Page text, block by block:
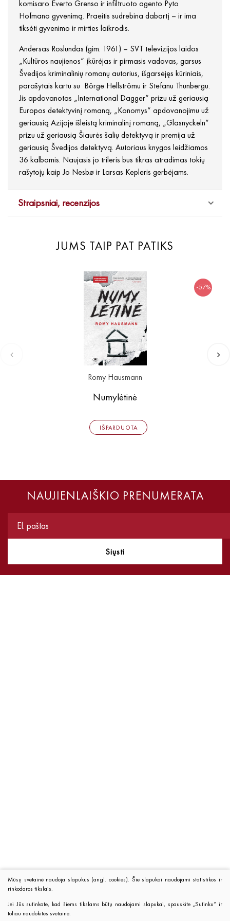
komisaro Everto Grenso ir infiltruoto agento Pyto
Hofmano gyvenimą. Praeitis sudrebina dabartį – ir ima
tiksėti gyvenimo ir mirties laikrodis.
Andersas Roslundas (gim. 1961) – SVT televizijos laidos
„Kultūros naujienos“ įkūrėjas ir pirmasis vadovas, garsus
Švedijos kriminalinių romanų autorius, išgarsėjęs kūriniais,
parašytais kartu su Börge Hellströmu ir Stefanu Thunbergu.
Jis apdovanotas „International Dagger“ prizu už geriausią
Europos detektyvinį romaną, „Konomys“ apdovanojimu už
geriausią Azijoje išleistą kriminalinį romaną, „Glasnyckeln“
prizu už geriausią Šiaurės šalių detektyvą ir premija už
geriausią Švedijos detektyvą. Autoriaus knygos leidžiamos
36 kalbomis. Naujasis jo trileris bus tikras atradimas tokių
rašytojų kaip Jo Nesbø ir Larsas Kepleris gerbėjams.
Straipsniai, recenzijos
JUMS TAIP PAT PATIKS
-57%
Romy Hausmann
Numylėtinė
IŠPARDUOTA
NAUJIENLAIŠKIO PRENUMERATA
Siųsti
Mūsų svetainė naudoja slapukus (angl. cookies). Šie slapukai naudojami statistikos ir
rinkodaros tikslais.
Jei Jūs sutinkate, kad šiems tikslams būtų naudojami slapukai, spauskite „Sutinku“ ir
toliau naudokitės svetaine.